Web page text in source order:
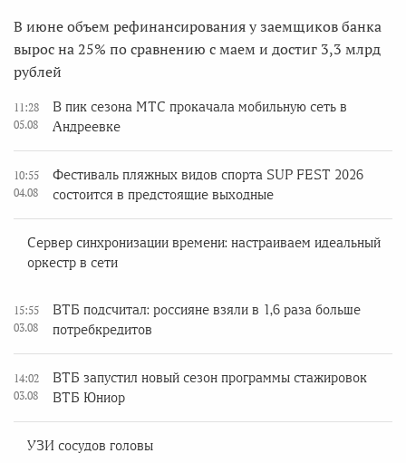
В июне объем рефинансирования у заемщиков банка
вырос на 25% по сравнению с маем и достиг 3,3 млрд
рублей
11:28
05.08
В пик сезона МТС прокачала мобильную сеть в
Андреевке
10:55
04.08
Фестиваль пляжных видов спорта SUP FEST 2026
состоится в предстоящие выходные
Сервер синхронизации времени: настраиваем идеальный
оркестр в сети
15:55
03.08
ВТБ подсчитал: россияне взяли в 1,6 раза больше
потребкредитов
14:02
03.08
ВТБ запустил новый сезон программы стажировок
ВТБ Юниор
УЗИ сосудов головы